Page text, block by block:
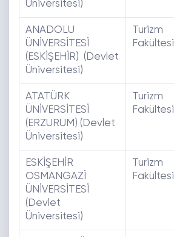
Üniversitesi)
ANADOLU
ÜNİVERSİTESİ
(ESKİŞEHİR) (Devlet
Üniversitesi)
Turizm
Fakültesi
ATATÜRK
ÜNİVERSİTESİ
(ERZURUM) (Devlet
Üniversitesi)
Turizm
Fakültesi
ESKİŞEHİR
OSMANGAZİ
ÜNİVERSİTESİ
(Devlet
Üniversitesi)
Turizm
Fakültesi